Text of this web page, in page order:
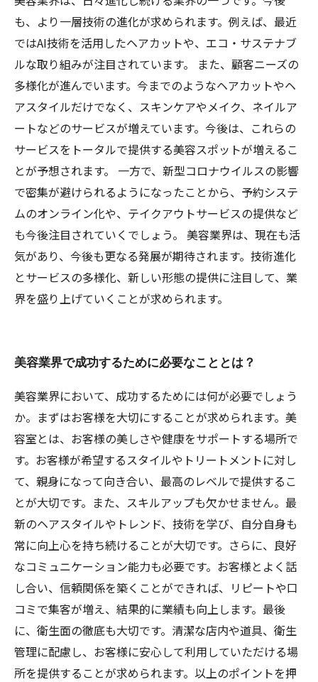
も、より一層技術の進化が求められます。例えば、最近
ではAI技術を活用したヘアカットや、エコ・サステナブ
ルな取り組みが注目されています。 また、顧客ニーズの
多様化が進んでいます。今までのようなヘアカットやヘ
アスタイルだけでなく、スキンケアやメイク、ネイルア
ートなどのサービスが増えています。今後は、これらの
サービスをトータルで提供する美容スポットが増えるこ
とが予想されます。 一方で、新型コロナウイルスの影響
で密集が避けられるようになったことから、予約システ
ムのオンライン化や、テイクアウトサービスの提供など
も今後注目されていくでしょう。 美容業界は、現在も活
気があり、今後も更なる発展が期待されます。技術進化
とサービスの多様化、新しい形態の提供に注目して、業
界を盛り上げていくことが求められます。
美容業界で成功するために必要なこととは？
美容業界において、成功するためには何が必要でしょう
か。まずはお客様を大切にすることが求められます。美
容室とは、お客様の美しさや健康をサポートする場所で
す。お客様が希望するスタイルやトリートメントに対し
て、親身になって向き合い、最高のレベルで提供するこ
とが大切です。また、スキルアップも欠かせません。最
新のヘアスタイルやトレンド、技術を学び、自分自身も
常に向上心を持ち続けることが大切です。さらに、良好
なコミュニケーション能力も必要です。お客様とよく話
し合い、信頼関係を築くことができれば、リピートや口
コミで集客が増え、結果的に業績も向上します。最後
に、衛生面の徹底も大切です。清潔な店内や道具、衛生
管理に配慮し、お客様に安心して利用していただける場
所を提供することが求められます。以上のポイントを押